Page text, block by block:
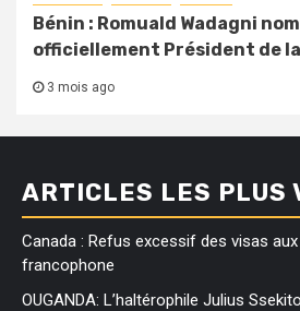
Bénin : Romuald Wadagni
officiellement Président de
3 mois ago
ARTICLES LES PLUS
Canada : Refus excessif des visas
francophone
OUGANDA: L’haltérophile Julius